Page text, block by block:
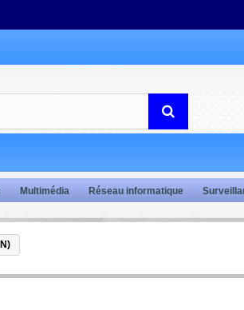
Multimédia Réseau informatique